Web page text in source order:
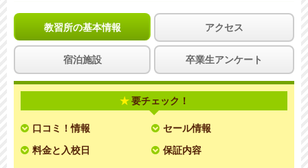
教習所の基本情報 アクセス
宿泊施設 卒業生アンケート
要チェック！
口コミ！情報
セール情報
料金と入校日
保証内容